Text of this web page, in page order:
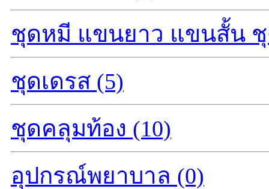
ชุดหมี แขนยาว แขนสั้น ชุ
ชุดเดรส (5)
ชุดคลุมท้อง (10)
อุปกรณ์พยาบาล (0)